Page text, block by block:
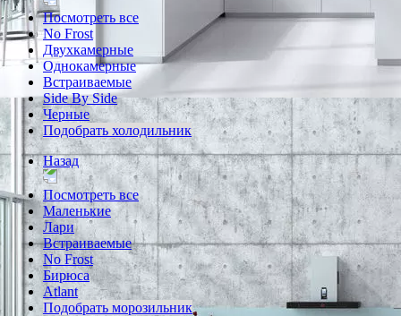
Посмотреть все
No Frost
Двухкамерные
Однокамерные
Встраиваемые
Side By Side
Черные
Подобрать холодильник
Назад
Посмотреть все
Маленькие
Лари
Встраиваемые
No Frost
Бирюса
Atlant
Подобрать морозильник